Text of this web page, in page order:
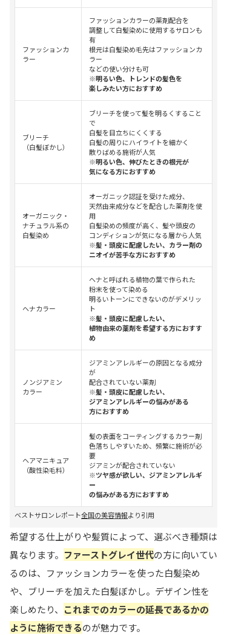
ファッションカ
ラー
ファッションカラーの薬剤配合を
調整して白髪染めに使用するサロンも
有
根元は白髪染め毛先はファッションカ
ラー
などの使い分けも可
※明るい色、トレンドの髪色を
楽しみたい方におすすめ
ブリーチ
（白髪ぼかし）
ブリーチを使って髪を明るくすること
で
白髪を目立ちにくくする
白髪の周りにハイライトを細かく
散りばめる施術が人気
※明るい色、伸びたときの根元が
気になる方におすすめ
オーガニック・
ナチュラル系の
白髪染め
オーガニック認証を受けた成分、
天然由来成分などを配合した薬剤を使
用
白髪染めの頻度が高く、髪や頭皮の
コンディションが気になる層から人気
※髪・頭皮に配慮したい、カラー剤の
ニオイが苦手な方におすすめ
ヘナカラー
ヘナと呼ばれる植物の葉で作られた
粉末を使って染める
明るいトーンにできないのがデメリッ
ト
※髪・頭皮に配慮したい、
植物由来の薬剤を希望する方におすす
め
ノンジアミン
カラー
ジアミンアレルギーの原因となる成分
が
配合されていない薬剤
※髪・頭皮に配慮したい、
ジアミンアレルギーの悩みがある
方におすすめ
ヘアマニキュア
（酸性染毛料）
髪の表面をコーティングするカラー剤
色落ちしやすいため、頻繁に施術が必
要
ジアミンが配合されていない
※ツヤ感が欲しい、ジアミンアレルギ
ー
の悩みがある方におすすめ
ベストサロンレポート全国の美容情報より引用
希望する仕上がりや髪質によって、選ぶべき種類は
異なります。 ファーストグレイ世代の方に向いてい
るのは、ファッションカラーを使った白髪染め
や、ブリーチを加えた白髪ぼかし。デザイン性を
楽しめたり、 これまでのカラーの延長であるかの
ように施術できるのが魅力です。